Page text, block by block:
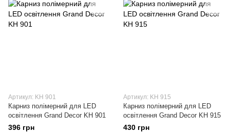
Артикул: KH 901
Карниз полімерний для LED
освітлення Grand Decor KH 901
396 грн
Артикул: KH 915
Карниз полімерний для LED
освітлення Grand Decor KH 915
430 грн